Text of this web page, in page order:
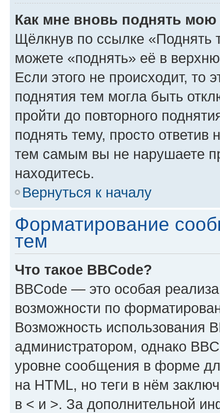
Как мне вновь поднять мою
Щёлкнув по ссылке «Поднять
можете «поднять» её в
Если этого не происходит, то
поднятия тем могла быть
пройти до повторного
поднять тему, просто ответив
тем самым вы не нарушаете
находитесь.
Вернуться к началу
Форматирование
тем
Что такое BBCode?
BBCode — это особая
возможности по
Возможность использования
администратором, однако
уровне сообщения в форме
на HTML, но теги в нём
в < и >. За дополнительной